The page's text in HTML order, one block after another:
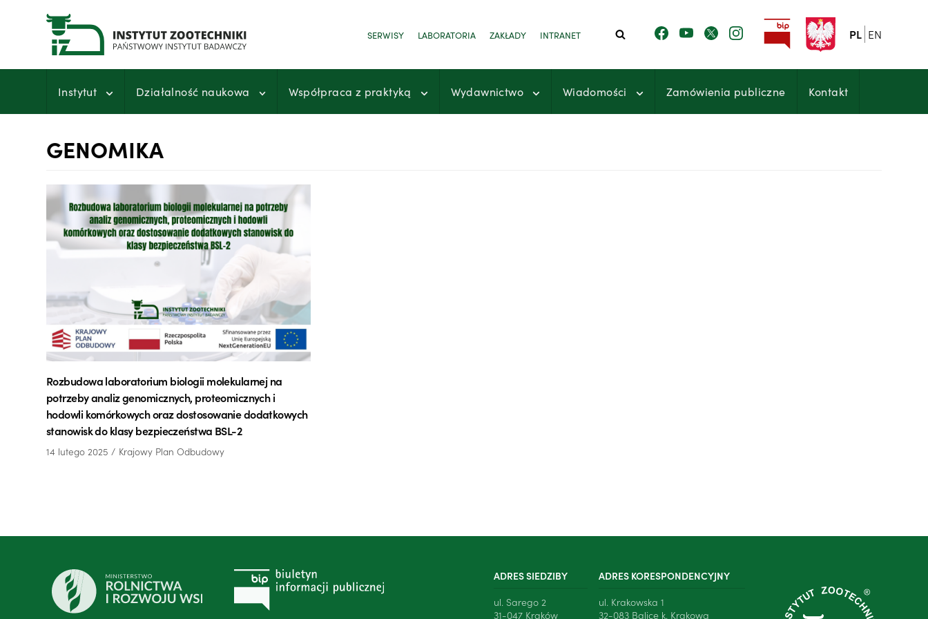
Przejdź
SERWISY LABORATORIA ZAKŁADY INTRANET PL EN
Instytut Działalność naukowa Współpraca z praktyką Wydawnictwo Wiadomości Zamówienia publiczne Kontakt
GENOMIKA
Rozbudowa laboratorium biologii molekularnej na
potrzeby analiz genomicznych, proteomicznych i
hodowli komórkowych oraz dostosowanie dodatkowych
stanowisk do klasy bezpieczeństwa BSL-2
14 lutego 2025 Krajowy Plan Odbudowy
ADRES SIEDZIBY
ul. Sarego 2
31-047 Kraków
ADRES KORESPONDENCYJNY
ul. Krakowska 1
32-083 Balice k. Krakowa